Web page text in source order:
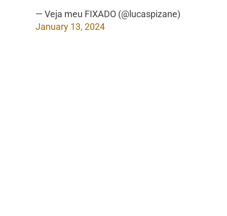
— Veja meu FIXADO (@lucaspizane)
January 13, 2024